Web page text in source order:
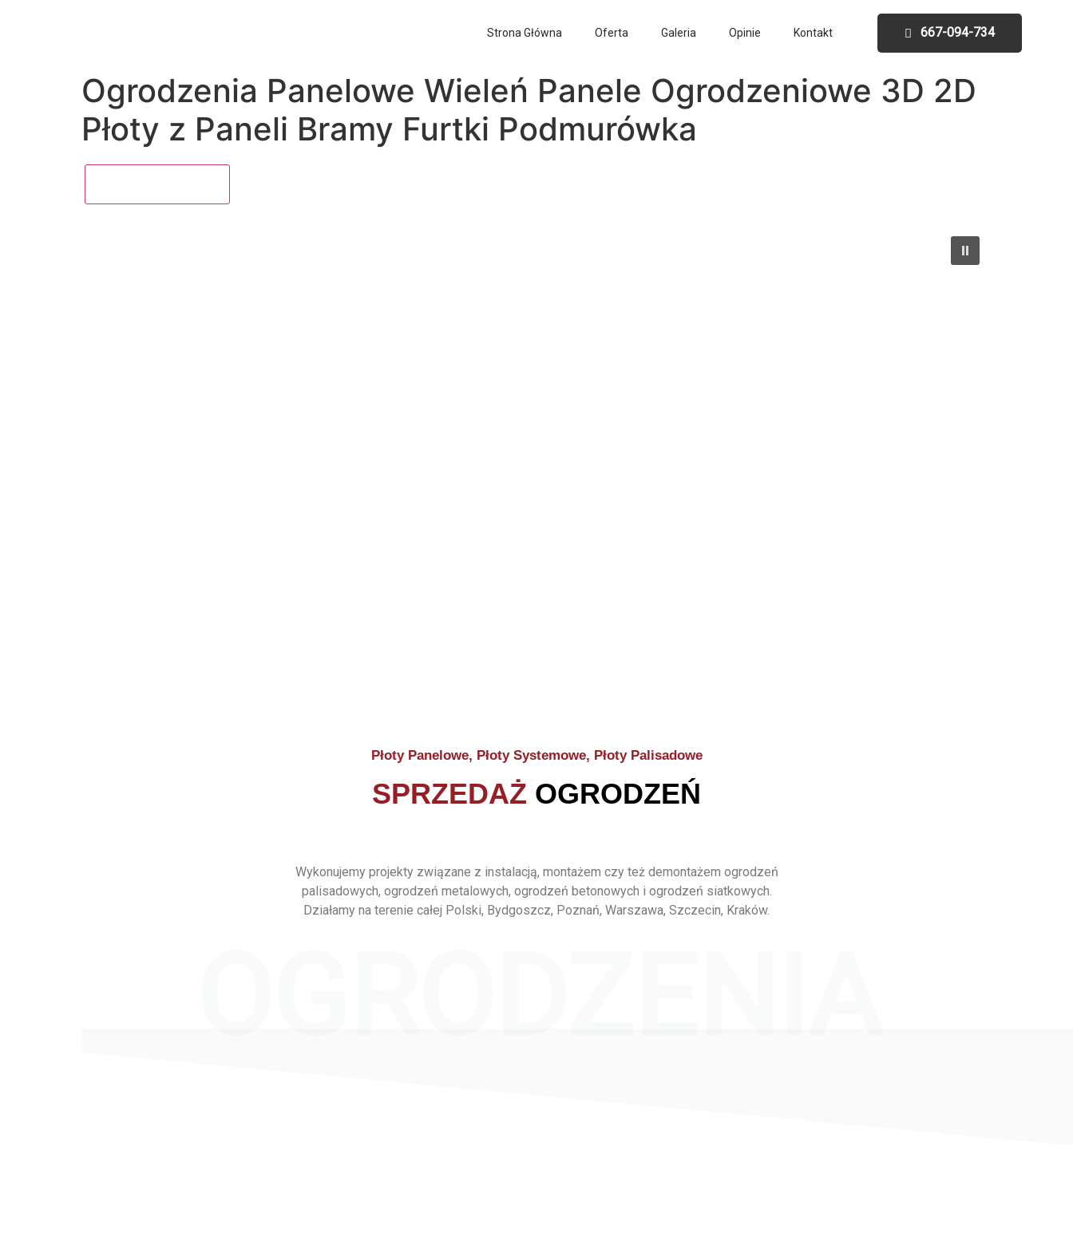
Strona Główna Oferta Galeria Opinie Kontakt 667-094-734
Ogrodzenia Panelowe Wieleń Panele Ogrodzeniowe 3D 2D
Płoty z Paneli Bramy Furtki Podmurówka
Płoty Panelowe, Płoty Systemowe, Płoty Palisadowe
SPRZEDAŻ OGRODZEŃ
Wykonujemy projekty związane z instalacją, montażem czy też demontażem ogrodzeń
palisadowych, ogrodzeń metalowych, ogrodzeń betonowych i ogrodzeń siatkowych.
Działamy na terenie całej Polski, Bydgoszcz, Poznań, Warszawa, Szczecin, Kraków.